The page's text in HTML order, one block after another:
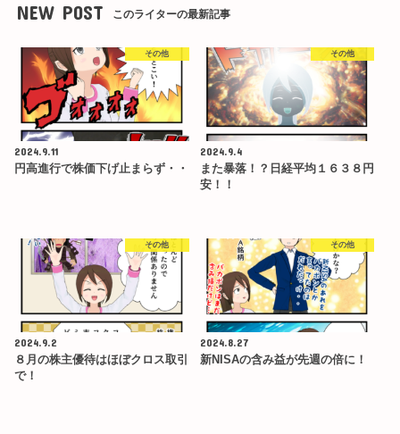
NEW POST このライターの最新記事
その他
2024.9.11
円高進行で株価下げ止まらず・・
その他
2024.9.4
また暴落！？日経平均１６３８円
安！！
その他
2024.9.2
８月の株主優待はほぼクロス取引
で！
その他
2024.8.27
新NISAの含み益が先週の倍に！